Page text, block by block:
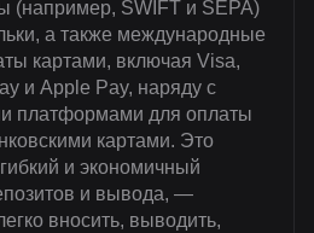
(например, SWIFT и SEPA)
а также международные
картами, включая Visa,
и Apple Pay, наряду с
платформами для оплаты
картами. Это
и экономичный
и вывода, —
вносить, выводить,